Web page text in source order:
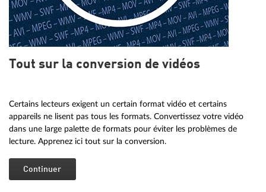
Tout sur la conversion de vidéos
Certains lecteurs exigent un certain format vidéo et certains
appareils ne lisent pas tous les formats. Convertissez votre vidéo
dans une large palette de formats pour éviter les problèmes de
lecture. Apprenez ici tout sur la conversion.
Continuer